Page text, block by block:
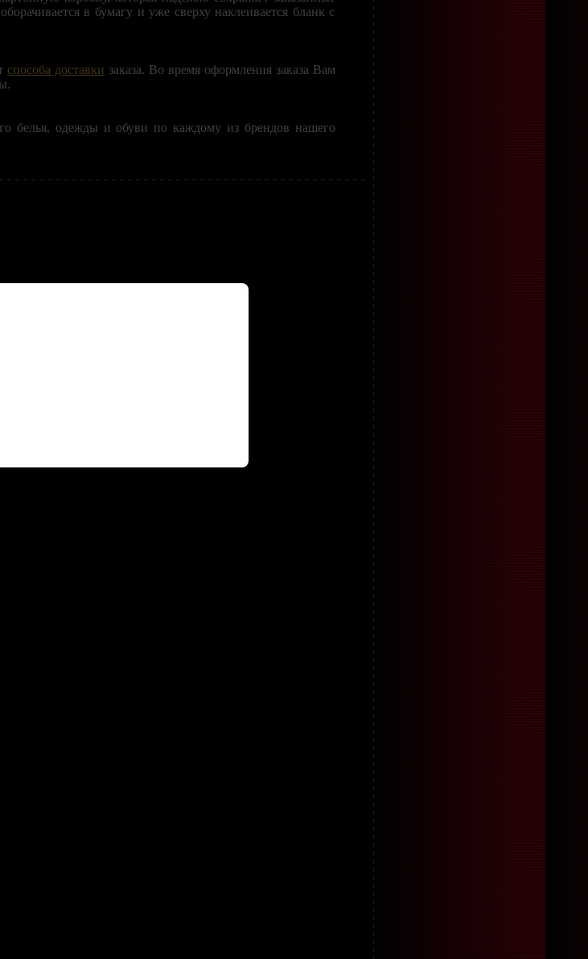
в бумагу и уже сверху наклеивается бланк с
способа доставки заказа. Во время оформления заказа Вам
белья, одежды и обуви по каждому из брендов нашего